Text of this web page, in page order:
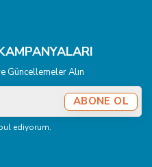
Güncellemeler Alın
ABONE OL
ediyorum.